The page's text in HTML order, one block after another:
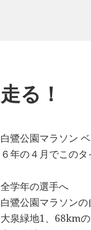
走る！
白鷺公園マラソン
６年の４月でこの
全学年の選手へ
白鷺公園マラソンの
大泉緑地1、68kmの